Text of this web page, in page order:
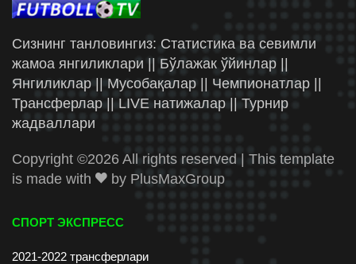
Сизнинг танловингиз: Статистика ва севимли
жамоа янгиликлари || Бўлажак ўйинлар ||
Янгиликлар || Мусобақалар || Чемпионатлар ||
Трансферлар || LIVE натижалар || Турнир
жадваллари
Copyright ©2026 All rights reserved | This template
is made with
by PlusMaxGroup
СПОРТ ЭКСПРЕСС
2021-2022 трансферлари